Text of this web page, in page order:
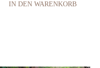
IN DEN WARENKORB